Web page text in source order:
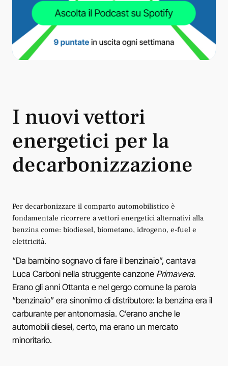
I nuovi vettori
energetici per la
decarbonizzazione
Per decarbonizzare il comparto automobilistico è
fondamentale ricorrere a vettori energetici alternativi alla
benzina come: biodiesel, biometano, idrogeno, e-fuel e
elettricità.
“Da bambino sognavo di fare il benzinaio”, cantava
Luca Carboni nella struggente canzone Primavera.
Erano gli anni Ottanta e nel gergo comune la parola
“benzinaio” era sinonimo di distributore: la benzina era il
carburante per antonomasia. C’erano anche le
automobili diesel, certo, ma erano un mercato
minoritario.